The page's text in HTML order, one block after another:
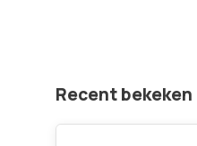
Meer informatie
Recent bekeken